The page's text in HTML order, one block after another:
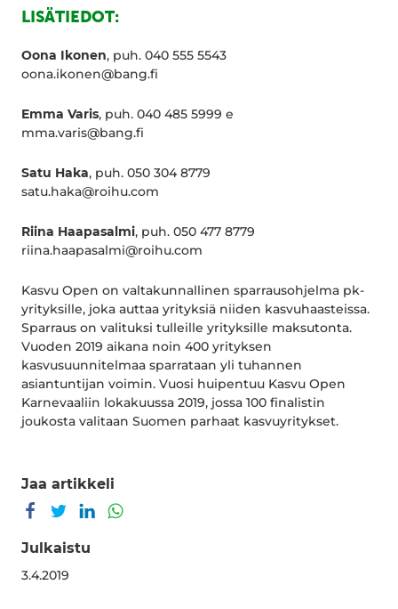
LISÄTIEDOT:
Oona Ikonen, puh. 040 555 5543
oona.ikonen@bang.fi
Emma Varis, puh. 040 485 5999 e
mma.varis@bang.fi
Satu Haka, puh. 050 304 8779
satu.haka@roihu.com
Riina Haapasalmi, puh. 050 477 8779
riina.haapasalmi@roihu.com
Kasvu Open on valtakunnallinen sparrausohjelma pk-
yrityksille, joka auttaa yrityksiä niiden kasvuhaasteissa.
Sparraus on valituksi tulleille yrityksille maksutonta.
Vuoden 2019 aikana noin 400 yrityksen
kasvusuunnitelmaa sparrataan yli tuhannen
asiantuntijan voimin. Vuosi huipentuu Kasvu Open
Karnevaaliin lokakuussa 2019, jossa 100 finalistin
joukosta valitaan Suomen parhaat kasvuyritykset.
Jaa artikkeli
Jaa Facebookissa
Jaa TwitterissäJaa LinkedInissä
Julkaistu
3.4.2019